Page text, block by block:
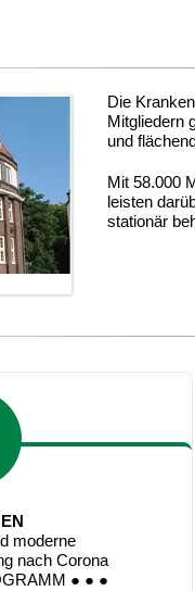
Die
Mitgliedern
und
Mit 58.000
leisten
stationär
moderne
nach Corona
● ● ●